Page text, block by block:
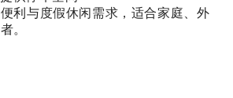
利与度假休闲需求，适合家庭、外
。